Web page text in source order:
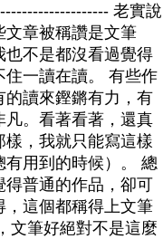
老實說
文章被稱讚是文筆
不是都沒看過覺得
一讀在讀。 有些作
的讀來鏗鏘有力，有
凡。看著看著，還真
，我就只能寫這樣
有用到的時候）。 總
得普通的作品，卻可
，這個都稱得上文筆
文筆好絕對不是這麼